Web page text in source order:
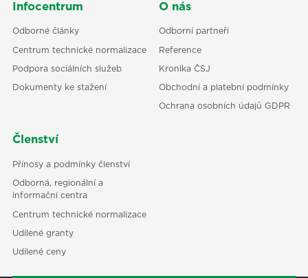
Infocentrum
Odborné články
Centrum technické normalizace
Podpora sociálních služeb
Dokumenty ke stažení
O nás
Odborní partneři
Reference
Kronika ČSJ
Obchodní a platební podmínky
Ochrana osobních údajů GDPR
Členství
Přínosy a podmínky členství
Odborná, regionální a
informační centra
Centrum technické normalizace
Udílené granty
Udílené ceny